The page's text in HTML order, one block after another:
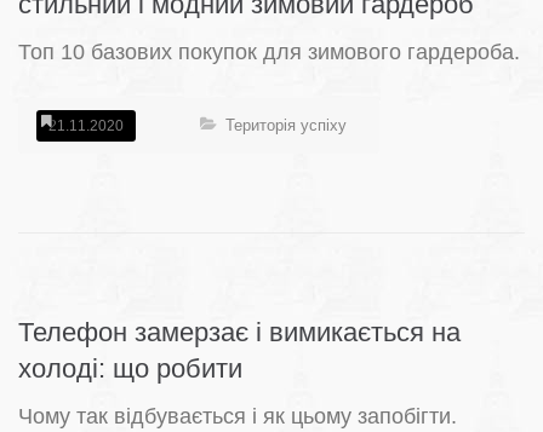
Топ 10 базових покупок для зимового гардероба.
21.11.2020 Територія успіху
Телефон замерзає і вимикається на
холоді: що робити
Чому так відбувається і як цьому запобігти.